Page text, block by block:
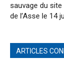
sauvage du site
de l’Asse le 14
ARTICLES